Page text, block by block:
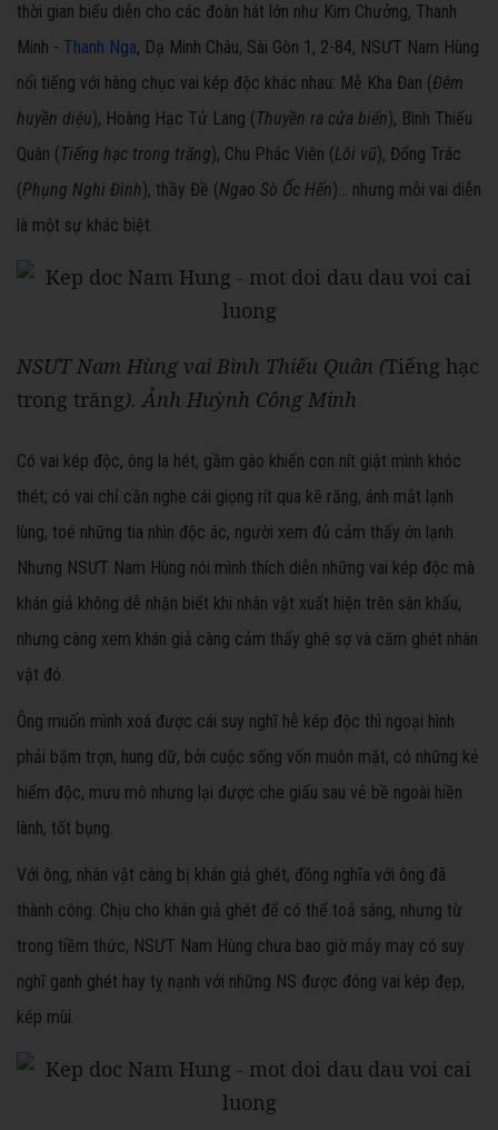
thời gian biểu diễn cho các đoàn hát lớn như Kim Chưởng, Thanh
Minh - Thanh Nga, Dạ Minh Châu, Sài Gòn 1, 2-84, NSƯT Nam Hùng
nổi tiếng với hàng chục vai kép độc khác nhau: Mễ Kha Đan (Đêm
huyền diệu), Hoàng Hạc Tử Lang (Thuyền ra cửa biển), Bình Thiếu
Quân (Tiếng hạc trong trăng), Chu Phác Viên (Lôi vũ), Đổng Trác
(Phụng Nghi Đình), thầy Đề (Ngao Sò Ốc Hến)… nhưng mỗi vai diễn
là một sự khác biệt.
NSƯT Nam Hùng vai Bình Thiếu Quân (Tiếng hạc
trong trăng). Ảnh Huỳnh Công Minh
Có vai kép độc, ông la hét, gầm gào khiến con nít giật mình khóc
thét; có vai chỉ cần nghe cái giọng rít qua kẽ răng, ánh mắt lạnh
lùng, toé những tia nhìn độc ác, người xem đủ cảm thấy ớn lạnh.
Nhưng NSƯT Nam Hùng nói mình thích diễn những vai kép độc mà
khán giả không dễ nhận biết khi nhân vật xuất hiện trên sân khấu,
nhưng càng xem khán giả càng cảm thấy ghê sợ và căm ghét nhân
vật đó.
Ông muốn mình xoá được cái suy nghĩ hễ kép độc thì ngoại hình
phải bặm trợn, hung dữ, bởi cuộc sống vốn muôn mặt, có những kẻ
hiểm độc, mưu mô nhưng lại được che giấu sau vẻ bề ngoài hiền
lành, tốt bụng.
Với ông, nhân vật càng bị khán giả ghét, đồng nghĩa với ông đã
thành công. Chịu cho khán giả ghét để có thể toả sáng, nhưng từ
trong tiềm thức, NSƯT Nam Hùng chưa bao giờ mảy may có suy
nghĩ ganh ghét hay tỵ nạnh với những NS được đóng vai kép đẹp,
kép mùi.